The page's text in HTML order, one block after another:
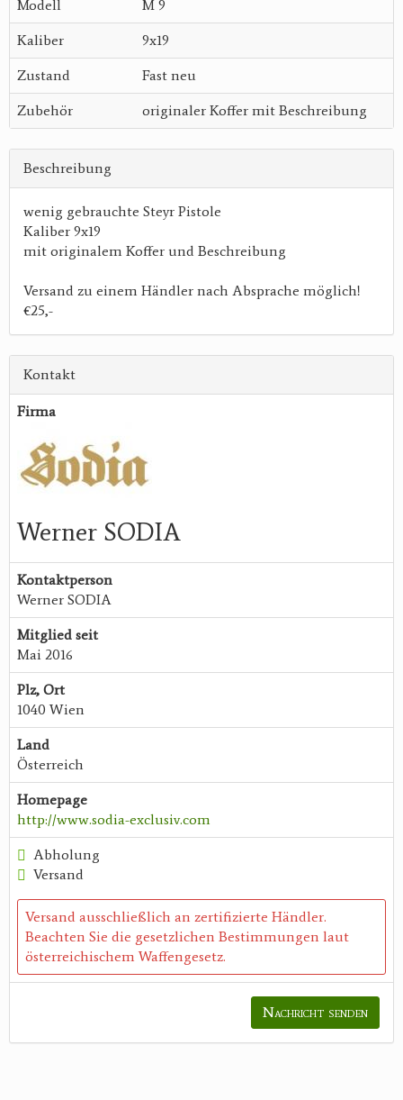
Modell M 9
Kaliber 9x19
Zustand Fast neu
Zubehör originaler Koffer mit Beschreibung
Beschreibung
wenig gebrauchte Steyr Pistole
Kaliber 9x19
mit originalem Koffer und Beschreibung
Versand zu einem Händler nach Absprache möglich!
€25,-
Kontakt
Firma
Werner SODIA
Kontaktperson
Werner SODIA
Mitglied seit
Mai 2016
Plz, Ort
1040 Wien
Land
Österreich
Homepage
http://www.sodia-exclusiv.com
Abholung
Versand
Versand ausschließlich an zertifizierte Händler.
Beachten Sie die gesetzlichen Bestimmungen laut
österreichischem Waffengesetz.
Nachricht senden